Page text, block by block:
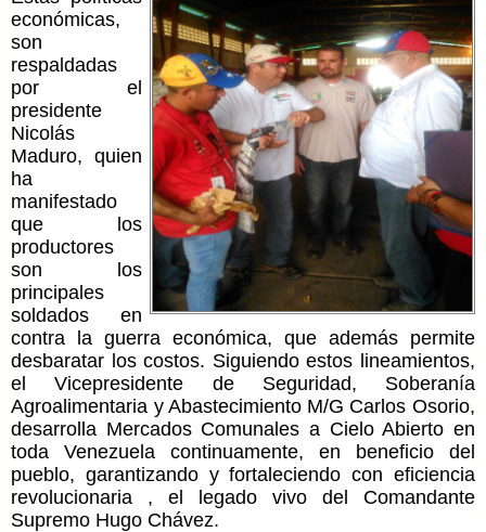
económicas,
son
respaldadas
por el
presidente
Nicolás
Maduro, quien
ha
manifestado
que los
productores
son los
principales
soldados en
contra la guerra económica, que además permite
desbaratar los costos. Siguiendo estos lineamientos,
el Vicepresidente de Seguridad, Soberanía
Agroalimentaria y Abastecimiento M/G Carlos Osorio,
desarrolla Mercados Comunales a Cielo Abierto en
toda Venezuela continuamente, en beneficio del
pueblo, garantizando y fortaleciendo con eficiencia
revolucionaria , el legado vivo del Comandante
Supremo Hugo Chávez.